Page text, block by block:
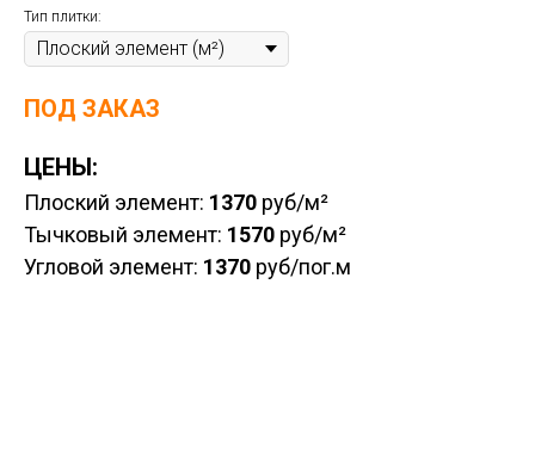
Тип плитки:
ПОД ЗАКАЗ
ЦЕНЫ:
Плоский элемент: 1370 руб/м²
Тычковый элемент: 1570 руб/м²
Угловой элемент: 1370 руб/пог.м